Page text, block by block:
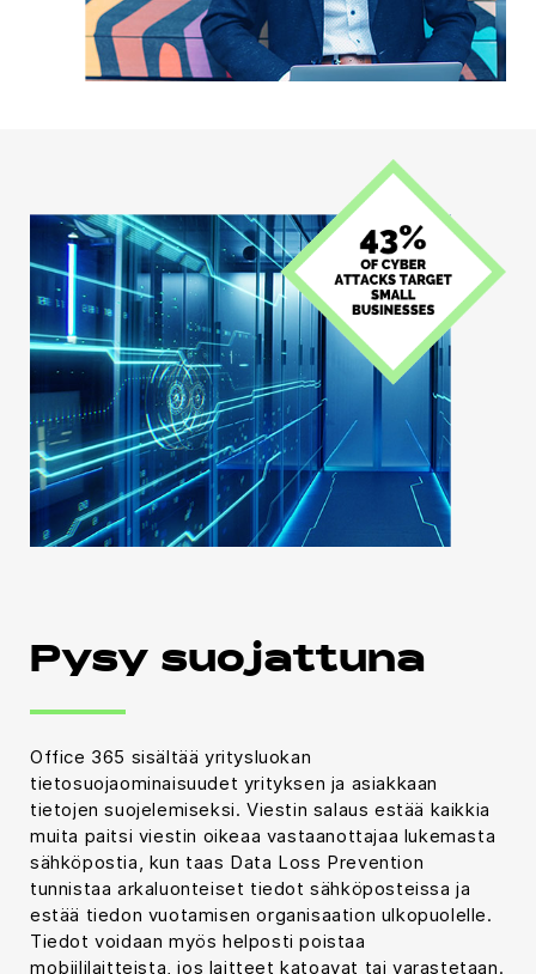
Pysy suojattuna
Office 365 sisältää yritysluokan
tietosuojaominaisuudet yrityksen ja asiakkaan
tietojen suojelemiseksi. Viestin salaus estää kaikkia
muita paitsi viestin oikeaa vastaanottajaa lukemasta
sähköpostia, kun taas Data Loss Prevention
tunnistaa arkaluonteiset tiedot sähköposteissa ja
estää tiedon vuotamisen organisaation ulkopuolelle.
Tiedot voidaan myös helposti poistaa
mobiililaitteista, jos laitteet katoavat tai varastetaan.